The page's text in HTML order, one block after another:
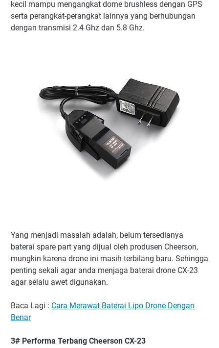
kecil mampu mengangkat dorne brushless dengan GPS
serta perangkat-perangkat lainnya yang berhubungan
dengan transmisi 2.4 Ghz dan 5.8 Ghz.
Yang menjadi masalah adalah, belum tersedianya
baterai spare part yang dijual oleh produsen Cheerson,
mungkin karena drone ini masih terbilang baru. Sehingga
penting sekali agar anda menjaga baterai drone CX-23
agar selalu awet digunakan.
Baca Lagi : Cara Merawat Baterai Lipo Drone Dengan
Benar
3# Performa Terbang Cheerson CX-23